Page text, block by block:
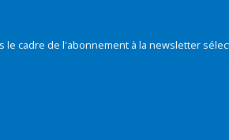
cadre de l'abonnement à la newsletter